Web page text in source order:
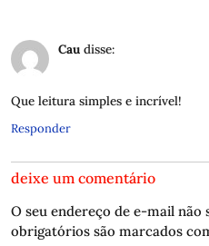
Cau disse:
Que leitura simples e incrível!
Responder
deixe um comentário
O seu endereço de e-mail não
obrigatórios são marcados